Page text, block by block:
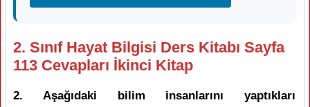
2. Sınıf Hayat Bilgisi Ders Kitabı Sayfa
113 Cevapları İkinci Kitap
2. Aşağıdaki bilim insanlarını yaptıkları